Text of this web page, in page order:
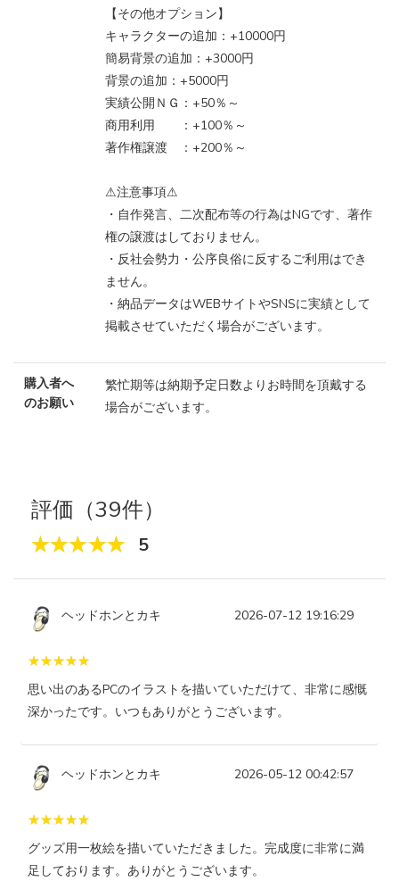
【その他オプション】
キャラクターの追加：+10000円
簡易背景の追加：+3000円
背景の追加：+5000円
実績公開ＮＧ：+50％～
商用利用 ：+100％～
著作権譲渡 ：+200％～
⚠注意事項⚠
・自作発言、二次配布等の行為はNGです、著作
権の譲渡はしておりません。
・反社会勢力・公序良俗に反するご利用はでき
ません。
・納品データはWEBサイトやSNSに実績として
掲載させていただく場合がございます。
購入者へ
のお願い
繁忙期等は納期予定日数よりお時間を頂戴する
場合がございます。
評価（39件）
5
ヘッドホンとカキ 2026-07-12 19:16:29
思い出のあるPCのイラストを描いていただけて、非常に感慨
深かったです。いつもありがとうございます。
ヘッドホンとカキ 2026-05-12 00:42:57
グッズ用一枚絵を描いていただきました。完成度に非常に満
足しております。ありがとうございます。